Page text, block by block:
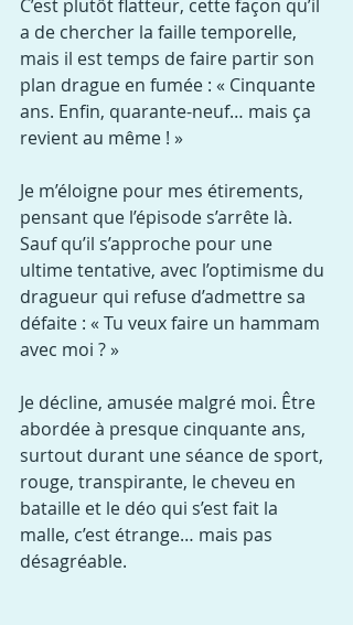
C’est plutôt flatteur, cette façon qu’il
a de chercher la faille temporelle,
mais il est temps de faire partir son
plan drague en fumée : « Cinquante
ans. Enfin, quarante-neuf… mais ça
revient au même ! »
Je m’éloigne pour mes étirements,
pensant que l’épisode s’arrête là.
Sauf qu’il s’approche pour une
ultime tentative, avec l’optimisme du
dragueur qui refuse d’admettre sa
défaite : « Tu veux faire un hammam
avec moi ? »
Je décline, amusée malgré moi. Être
abordée à presque cinquante ans,
surtout durant une séance de sport,
rouge, transpirante, le cheveu en
bataille et le déo qui s’est fait la
malle, c’est étrange… mais pas
désagréable.